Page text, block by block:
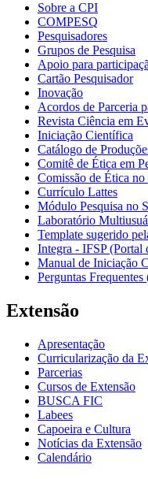
Sobre a CPI
COMPESQ
Pesquisadores
Grupos de Pesquisa
Apoio para
Cartão Pesquisador
Inovação
Acordos de Parceria
Revista Ciência em
Iniciação Científica
Catálogo de
Comitê de Ética em
Comissão de Ética
Currículo Lattes
Módulo Pesquisa no
Laboratório
Template sugerido
Integra - IFSP (Portal
Manual de Iniciação
Perguntas Frequentes
Extensão
Apresentação
Curricularização da
Parcerias
Cursos de Extensão
BUSCA FIC
Labees
Capoeira e Cultura
Notícias da Extensão
Calendário